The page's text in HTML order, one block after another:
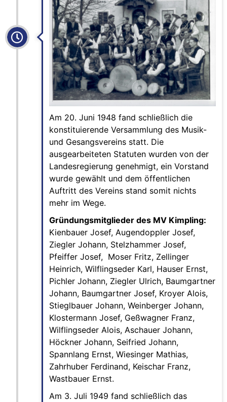
Am 20. Juni 1948 fand schließlich die
konstituierende Versammlung des Musik-
und Gesangsvereins statt. Die
ausgearbeiteten Statuten wurden von der
Landesregierung genehmigt, ein Vorstand
wurde gewählt und dem öffentlichen
Auftritt des Vereins stand somit nichts
mehr im Wege.
Gründungsmitglieder des MV Kimpling:
Kienbauer Josef, Augendoppler Josef,
Ziegler Johann, Stelzhammer Josef,
Pfeiffer Josef, Moser Fritz, Zellinger
Heinrich, Wilflingseder Karl, Hauser Ernst,
Pichler Johann, Ziegler Ulrich, Baumgartner
Johann, Baumgartner Josef, Kroyer Alois,
Stieglbauer Johann, Weinberger Johann,
Klostermann Josef, Geßwagner Franz,
Wilflingseder Alois, Aschauer Johann,
Höckner Johann, Seifried Johann,
Spannlang Ernst, Wiesinger Mathias,
Zahrhuber Ferdinand, Keischar Franz,
Wastbauer Ernst.
Am 3. Juli 1949 fand schließlich das